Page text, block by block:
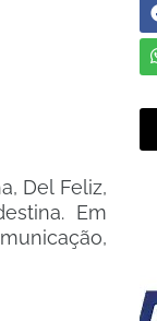
Del Feliz,
Em